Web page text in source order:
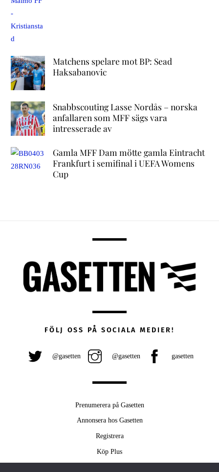
Matchens spelare mot BP: Sead
Haksabanovic
Snabbscouting Lasse Nordås – norska
anfallaren som MFF sägs vara
intresserade av
Gamla MFF Dam mötte gamla Eintracht
Frankfurt i semifinal i UEFA Womens
Cup
FÖLJ OSS PÅ SOCIALA MEDIER!
@gasetten @gasetten gasetten
Prenumerera på Gasetten
Annonsera hos Gasetten
Registrera
Köp Plus